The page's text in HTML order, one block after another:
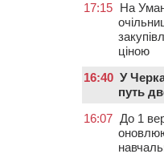
17:15 На
ціною
16:40 У
путь
16:07 До 1